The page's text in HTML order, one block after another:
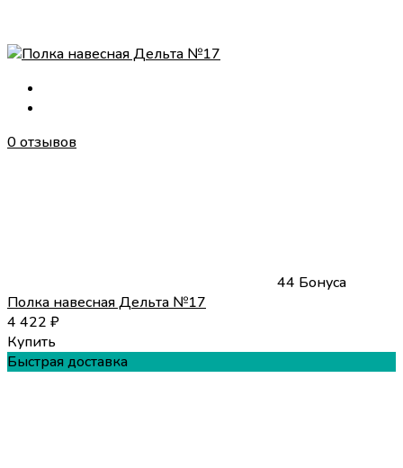
0 отзывов
44 Бонуса
Полка навесная Дельта №17
4 422 ₽
Купить
Быстрая доставка